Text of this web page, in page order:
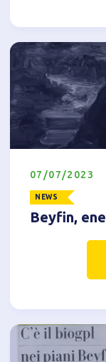
07/07/2023
NEWS
Beyfin,